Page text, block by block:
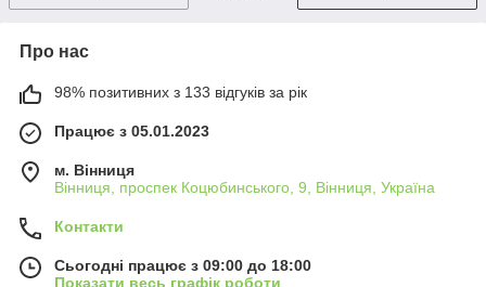
Про нас
98% позитивних з 133 відгуків за рік
Працює з 05.01.2023
м. Вінниця
Вінниця, проспек Коцюбинського, 9, Вінниця, Україна
Контакти
Сьогодні працює з 09:00 до 18:00
Показати весь графік роботи